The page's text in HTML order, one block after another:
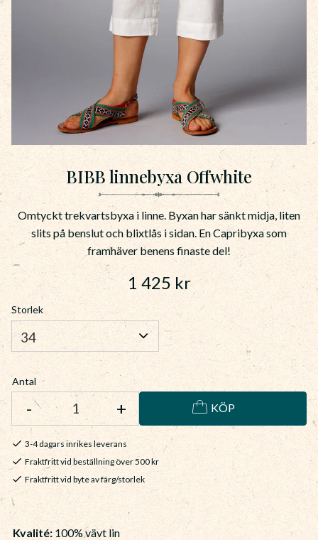
BIBB linnebyxa Offwhite
Omtyckt trekvartsbyxa i linne. Byxan har sänkt midja, liten
slits på benslut och blixtlås i sidan. En Capribyxa som
framhäver benens finaste del!
1 425 kr
Storlek
Antal
+
- KÖP
3-4 dagars inrikes leverans
Fraktfritt vid beställning över 500 kr
Fraktfritt vid byte av färg/storlek
Kvalité: 100% vävt lin